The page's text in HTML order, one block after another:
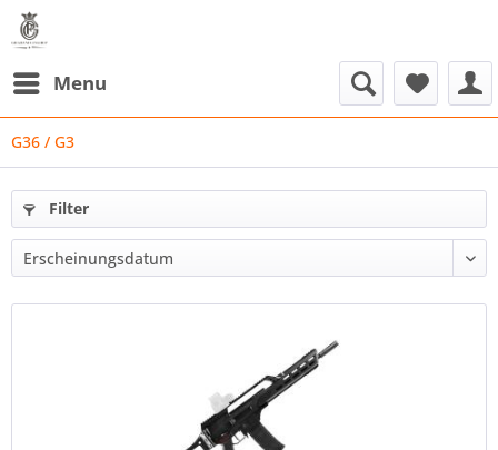
Menu
G36 / G3
Filter